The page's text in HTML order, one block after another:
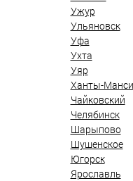
Ужур
Ульяновск
Уфа
Ухта
Уяр
Ханты-
Чайковский
Челябинск
Шарыпово
Шушенское
Югорск
Ярославль